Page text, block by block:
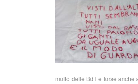
molto delle BdT e forse anche